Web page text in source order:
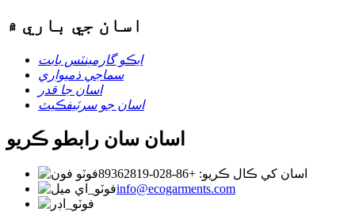
اسان جي باري ۾
ايڪو گارمينٽس بابت
سماجي ذميواري
اسان جا قدر
اسان جو سرٽيفڪيٽ
اسان سان رابطو ڪريو
اسان کي ڪال ڪريو: +86-028-89362819
info@ecogarments.com